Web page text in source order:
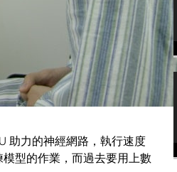
CT 掃描影像的效率，進而更
醫學檢測方法變得日漸普
用人工智慧來檢測癌症，在
助力的神經網路，執行速度
型的作業，而過去要用上數